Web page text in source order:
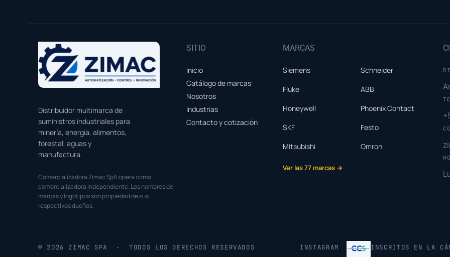
Distribuidor multimarca de
suministros industriales para
minería, energía, alimentos,
forestal, aguas y
manufactura.
Comercializadora Zimac SpA opera como
comercializadora independiente. Los nombres de
marcas y logotipos son propiedad de sus
respectivos dueños.
SITIO
Inicio
Catálogo de marcas
Nosotros
Industrias
Contacto y cotización
MARCAS
Siemens
Schneider
Fluke
ABB
Honeywell
Phoenix Contact
SKF
Festo
Mitsubishi
Omron
Ver las 77 marcas →
© 2026 ZIMAC SPA · TODOS LOS DERECHOS RESERVADOS
INSTAGRAM
INSCRITOS EN LA